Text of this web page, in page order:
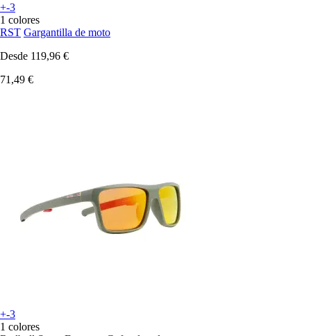
+-3
1 colores
RST Gargantilla de moto
Desde 119,96 €
71,49 €
+-3
1 colores